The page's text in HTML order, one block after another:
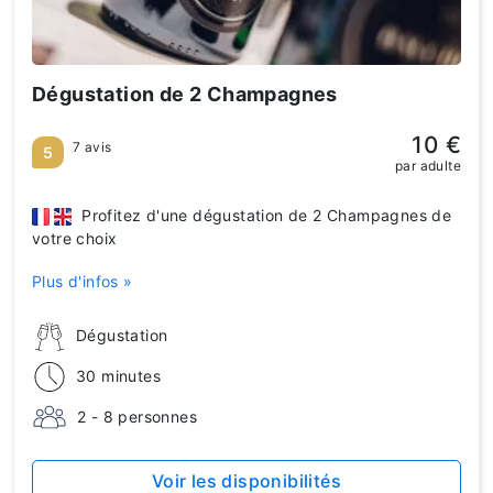
Dégustation de 2 Champagnes
Dégustation
30 minutes
2 - 8 personnes
Profitez d'une dégustation de 2 Champagnes de
votre choix
Plus d'infos »
5 7 avis 10 €
par adulte
Voir les disponibilités